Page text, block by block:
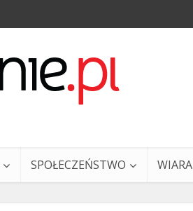
SPOŁECZEŃSTWO WIARA